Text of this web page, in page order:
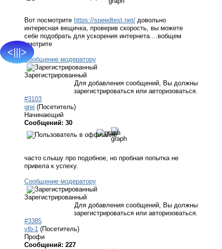
<|||>
Вот посмотрите https://speedtest.net/ довольно
интересная вещичка, проверив скорость, вы можете
себе подобрать для ускорения интернета....вобщем
смотрите
Сообщение модератору
Зарегистрированный
Для добавления сообщений, Вы должны
зарегистрироваться или авторизоваться.
#3103
grei (Посетитель)
Начинающий
Сообщений: 30
часто слышу про подобное, но пробная попытка не
привела к успеху.
Сообщение модератору
Зарегистрированный
Для добавления сообщений, Вы должны
зарегистрироваться или авторизоваться.
#3385
vlb-1 (Посетитель)
Профи
Сообщений: 227